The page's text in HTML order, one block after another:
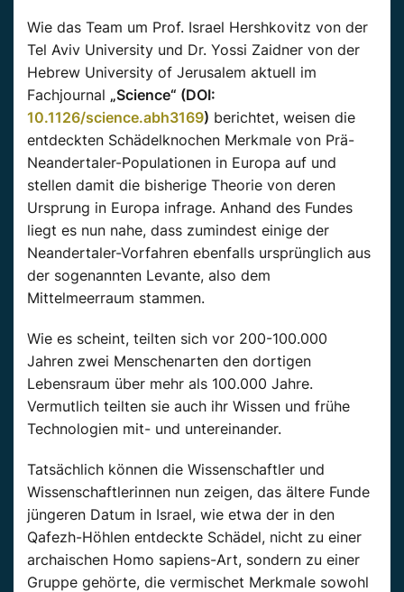
Wie das Team um Prof. Israel Hershkovitz von der
Tel Aviv University und Dr. Yossi Zaidner von der
Hebrew University of Jerusalem aktuell im
Fachjournal „Science“ (DOI:
10.1126/science.abh3169) berichtet, weisen die
entdeckten Schädelknochen Merkmale von Prä-
Neandertaler-Populationen in Europa auf und
stellen damit die bisherige Theorie von deren
Ursprung in Europa infrage. Anhand des Fundes
liegt es nun nahe, dass zumindest einige der
Neandertaler-Vorfahren ebenfalls ursprünglich aus
der sogenannten Levante, also dem
Mittelmeerraum stammen.
Wie es scheint, teilten sich vor 200-100.000
Jahren zwei Menschenarten den dortigen
Lebensraum über mehr als 100.000 Jahre.
Vermutlich teilten sie auch ihr Wissen und frühe
Technologien mit- und untereinander.
Tatsächlich können die Wissenschaftler und
Wissenschaftlerinnen nun zeigen, das ältere Funde
jüngeren Datum in Israel, wie etwa der in den
Qafezh-Höhlen entdeckte Schädel, nicht zu einer
archaischen Homo sapiens-Art, sondern zu einer
Gruppe gehörte, die vermischet Merkmale sowohl